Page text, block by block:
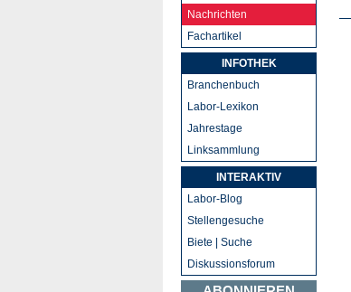
Nachrichten
Fachartikel
INFOTHEK
Branchenbuch
Labor-Lexikon
Jahrestage
Linksammlung
INTERAKTIV
Labor-Blog
Stellengesuche
Biete | Suche
Diskussionsforum